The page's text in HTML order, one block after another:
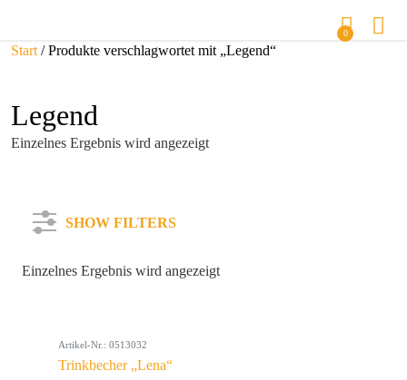
0
Start / Produkte verschlagwortet mit „Legend“
Legend
Einzelnes Ergebnis wird angezeigt
SHOW FILTERS
Farbe
Einzelnes Ergebnis wird angezeigt
Artikel-Nr.: 0513032
Trinkbecher „Lena“